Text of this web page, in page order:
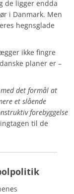
de ligger endda
i Danmark. Men
hegnsglade
ikke fingre
planer er –
det formål at
et slående
forebyggelse
til de